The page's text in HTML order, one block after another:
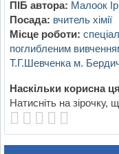
ПІБ автора: Малоок
Посада: вчитель хімії
Місце роботи:
поглибленим
Т.Г.Шевченка м.
Наскільки корисна
Натисніть на зірочку,